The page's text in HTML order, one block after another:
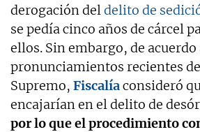
derogación deldelito de
se pedía cinco años de cárcel
ellos. Sin embargo, de acuerdo
pronunciamientos recientes
Supremo, Fiscalíaconsideró
encajarían en el delito de
por lo que el procedimiento